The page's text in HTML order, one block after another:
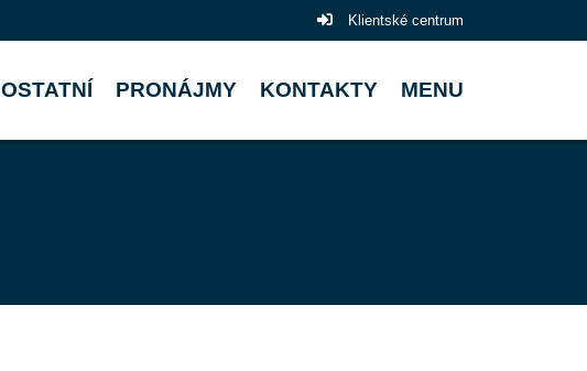
Klientské centrum
OSTATNÍ PRONÁJMY KONTAKTY MENU